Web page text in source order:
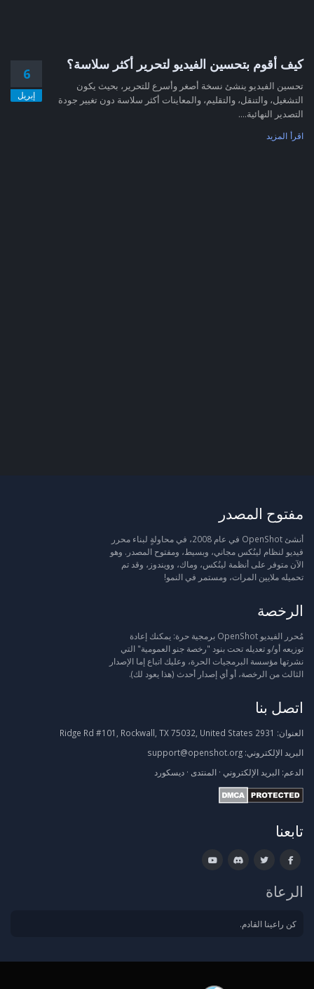
6
إبريل
كيف أقوم بتحسين الفيديو لتحرير أكثر سلاسة؟
تحسين الفيديو ينشئ نسخة أصغر وأسرع للتحرير، بحيث يكون
التشغيل، والتنقل، والتقليم، والمعاينات أكثر سلاسة دون تغيير جودة
التصدير النهائية....
اقرأ المزيد
مفتوح المصدر
أنشئ OpenShot في عام 2008، في محاولةٍ لبناء محرر
فيديو لنظام لينُكس مجاني، وبسيط، ومفتوح المصدر. وهو
الآن متوفر على أنظمة لينُكس، وماك، وويندوز، وقد تم
تحميله ملايين المرات، ومستمر في النمو!
الرخصة
مُحرر الفيديو OpenShot برمجية حرة: يمكنك إعادة
توزيعه أو/و تعديله تحت بنود "رخصة جنو العمومية" التي
نشرتها مؤسسة البرمجيات الحرة، وعليك اتباع إما الإصدار
الثالث من الرخصة، أو أي إصدار أحدث (هذا يعود لك).
اتصل بنا
العنوان:
البريد الإلكتروني: support@openshot.org
الدعم: البريد الإلكتروني · المنتدى · ديسكورد
تابعنا
الرعاة
كن راعينا القادم.